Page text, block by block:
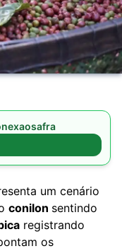
um cenário
conilon sentindo
registrando
os